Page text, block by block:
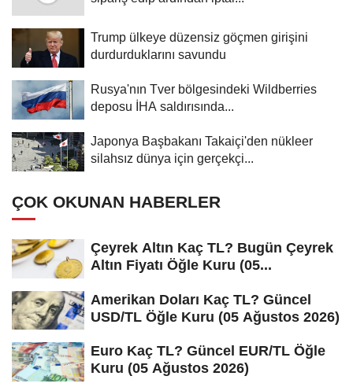
Trump ülkeye düzensiz göçmen girişini
durdurduklarını savundu
Rusya'nın Tver bölgesindeki Wildberries
deposu İHA saldırısında...
Japonya Başbakanı Takaiçi'den nükleer
silahsız dünya için gerçekçi...
ÇOK OKUNAN HABERLER
Çeyrek Altın Kaç TL? Bugün Çeyrek
Altın Fiyatı Öğle Kuru (05...
Amerikan Doları Kaç TL? Güncel
USD/TL Öğle Kuru (05 Ağustos 2026)
Euro Kaç TL? Güncel EUR/TL Öğle
Kuru (05 Ağustos 2026)